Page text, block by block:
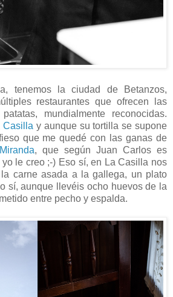
tenemos la ciudad de Betanzos,
restaurantes que ofrecen las
mundialmente reconocidas.
Casilla y aunque su tortilla se supone
que me quedé con las ganas de
, que según Juan Carlos es
le creo ;-) Eso sí, en La Casilla nos
carne asada a la gallega, un plato
sí, aunque llevéis ocho huevos de la
entre pecho y espalda.